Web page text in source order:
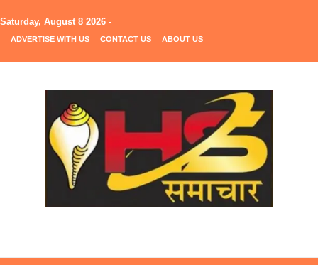
Saturday, August 8 2026 -
ADVERTISE WITH US CONTACT US ABOUT US